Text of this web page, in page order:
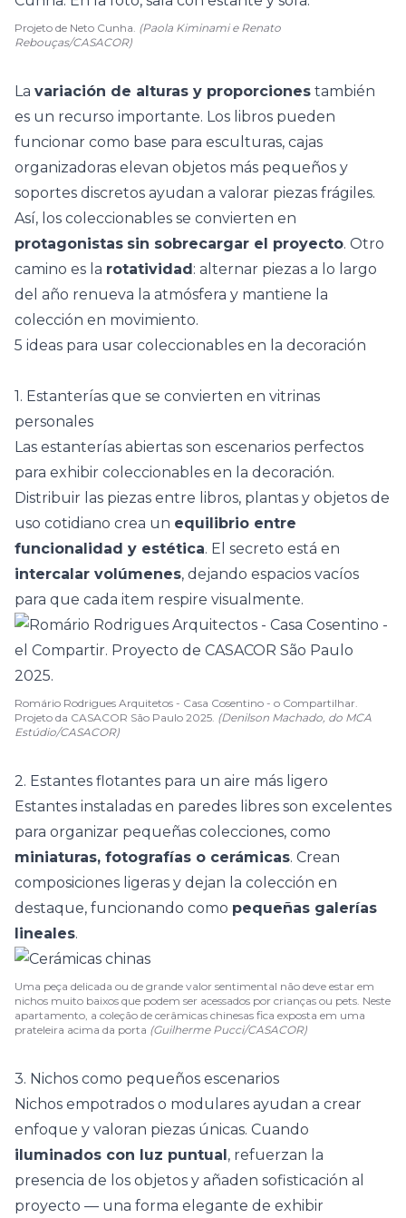
Projeto de Neto Cunha. (Paola Kiminami e Renato
Rebouças/CASACOR)
La variación de alturas y proporciones también
es un recurso importante. Los libros pueden
funcionar como base para esculturas, cajas
organizadoras elevan objetos más pequeños y
soportes discretos ayudan a valorar piezas frágiles.
Así, los coleccionables se convierten en
protagonistas sin sobrecargar el proyecto. Otro
camino es la rotatividad: alternar piezas a lo largo
del año renueva la atmósfera y mantiene la
colección en movimiento.
5 ideas para usar coleccionables en la decoración
1. Estanterías que se convierten en vitrinas
personales
Las estanterías abiertas son escenarios perfectos
para exhibir coleccionables en la decoración.
Distribuir las piezas entre libros, plantas y objetos de
uso cotidiano crea un equilibrio entre
funcionalidad y estética. El secreto está en
intercalar volúmenes, dejando espacios vacíos
para que cada item respire visualmente.
Romário Rodrigues Arquitetos - Casa Cosentino - o Compartilhar.
Projeto da CASACOR São Paulo 2025. (Denilson Machado, do MCA
Estúdio/CASACOR)
2. Estantes flotantes para un aire más ligero
Estantes instaladas en paredes libres son excelentes
para organizar pequeñas colecciones, como
miniaturas, fotografías o cerámicas. Crean
composiciones ligeras y dejan la colección en
destaque, funcionando como pequeñas galerías
lineales.
Uma peça delicada ou de grande valor sentimental não deve estar em
nichos muito baixos que podem ser acessados por crianças ou pets. Neste
apartamento, a coleção de cerâmicas chinesas fica exposta em uma
prateleira acima da porta (Guilherme Pucci/CASACOR)
3. Nichos como pequeños escenarios
Nichos empotrados o modulares ayudan a crear
enfoque y valoran piezas únicas. Cuando
iluminados con luz puntual, refuerzan la
presencia de los objetos y añaden sofisticación al
proyecto — una forma elegante de exhibir